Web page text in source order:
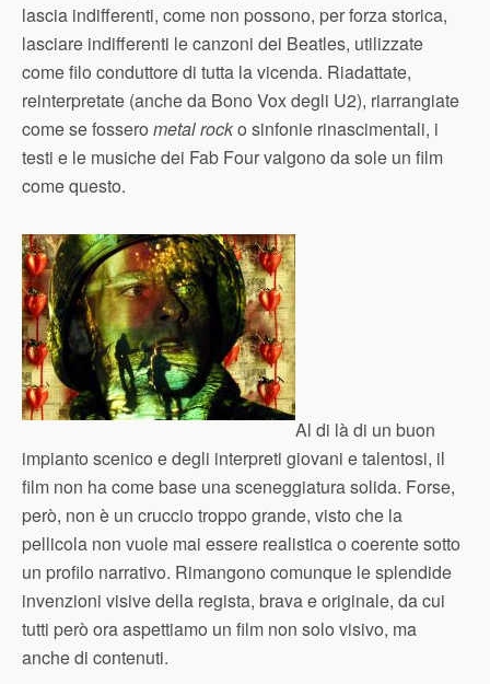
lascia indifferenti, come non possono, per forza storica,
lasciare indifferenti le canzoni dei Beatles, utilizzate
come filo conduttore di tutta la vicenda. Riadattate,
reinterpretate (anche da Bono Vox degli U2), riarrangiate
come se fossero metal rocko sinfonie rinascimentali, i
testi e le musiche dei Fab Four valgono da sole un film
come questo.
Al di là di un buon
impianto scenico e degli interpreti giovani e talentosi, il
film non ha come base una sceneggiatura solida. Forse,
però, non è un cruccio troppo grande, visto che la
pellicola non vuole mai essere realistica o coerente sotto
un profilo narrativo. Rimangono comunque le splendide
invenzioni visive della regista, brava e originale, da cui
tutti però ora aspettiamo un film non solo visivo, ma
anche di contenuti.